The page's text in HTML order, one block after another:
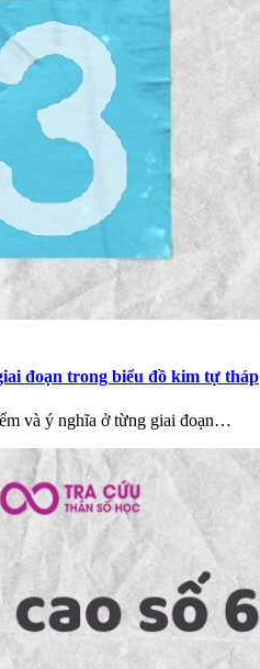
đoạn trong biểu đồ kim tự tháp
và ý nghĩa ở từng giai đoạn…